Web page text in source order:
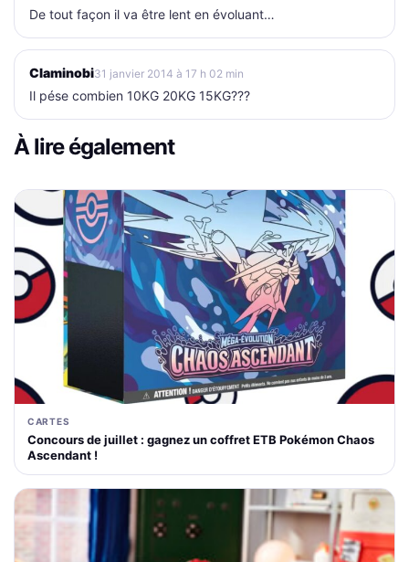
De tout façon il va être lent en évoluant…
Claminobi31 janvier 2014 à 17 h 02 min
Il pése combien 10KG 20KG 15KG???
À lire également
CARTES
Concours de juillet : gagnez un coffret ETB Pokémon Chaos
Ascendant !